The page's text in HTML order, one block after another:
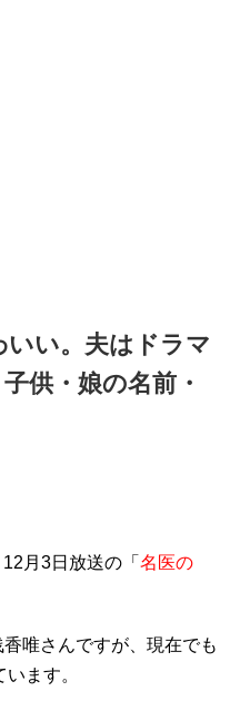
い。夫はドラマ
供・娘の名前・
12月3日放送の「 名医の
唯さんですが、現在でも
ます。